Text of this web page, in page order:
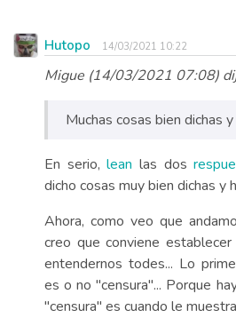
Hutopo 14/03/2021 10:22
Migue (14/03/2021 07:08)
Muchas cosas bien dichas
En serio,lean las dos
dicho cosas muy bien dichas y
Ahora, como veo que
creo que conviene
entendernos todes... Lo
es o no "censura"... Porque
"censura" es cuando le